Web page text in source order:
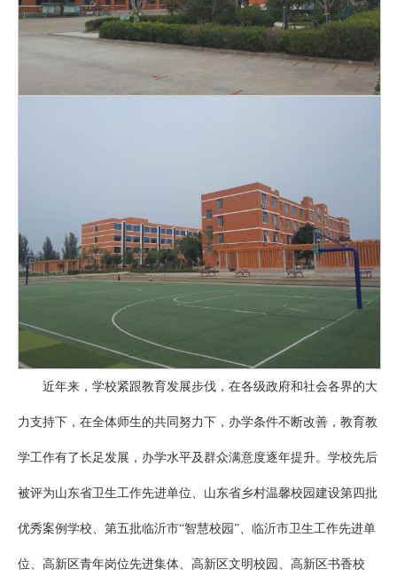
近年来，学校紧跟教育发展步伐，在各级政府和社会各界的大
力支持下，在全体师生的共同努力下，办学条件不断改善，教育教
学工作有了长足发展，办学水平及群众满意度逐年提升。学校先后
被评为山东省卫生工作先进单位、山东省乡村温馨校园建设第四批
优秀案例学校、第五批临沂市“智慧校园”、临沂市卫生工作先进单
位、高新区青年岗位先进集体、高新区文明校园、高新区书香校